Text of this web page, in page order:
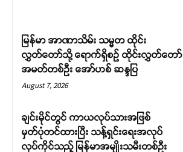
မြန်မာ အာဏာသိမ်း သမ္မတ ထိုင်း
လွှတ်တော်သို့ ရောက်ရှိစဉ် ထိုင်းလွှတ်တော်
အမတ်တစ်ဦး အော်ဟစ် ဆန္ဒပြ
August 7, 2026
ချင်းမိုင်တွင် ကာယလုပ်သားအဖြစ်
မှတ်ပုံတင်ထားပြီး သန့်ရှင်းရေးအလုပ်
လုပ်ကိုင်သည့် မြန်မာအမျိုးသမီးတစ်ဦး